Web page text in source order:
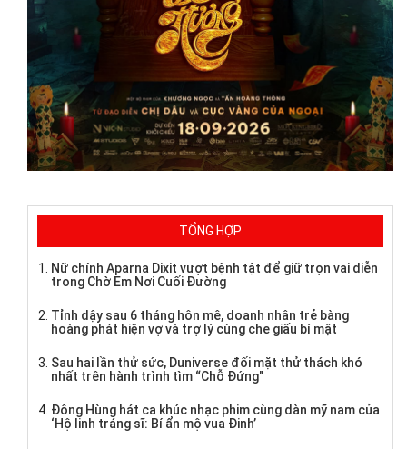
TỔNG HỢP
Nữ chính Aparna Dixit vượt bệnh tật để giữ trọn vai diễn
trong Chờ Em Nơi Cuối Đường
Tỉnh dậy sau 6 tháng hôn mê, doanh nhân trẻ bàng
hoàng phát hiện vợ và trợ lý cùng che giấu bí mật
Sau hai lần thử sức, Duniverse đối mặt thử thách khó
nhất trên hành trình tìm “Chỗ Đứng"
Đông Hùng hát ca khúc nhạc phim cùng dàn mỹ nam của
‘Hộ linh tráng sĩ: Bí ẩn mộ vua Đinh’